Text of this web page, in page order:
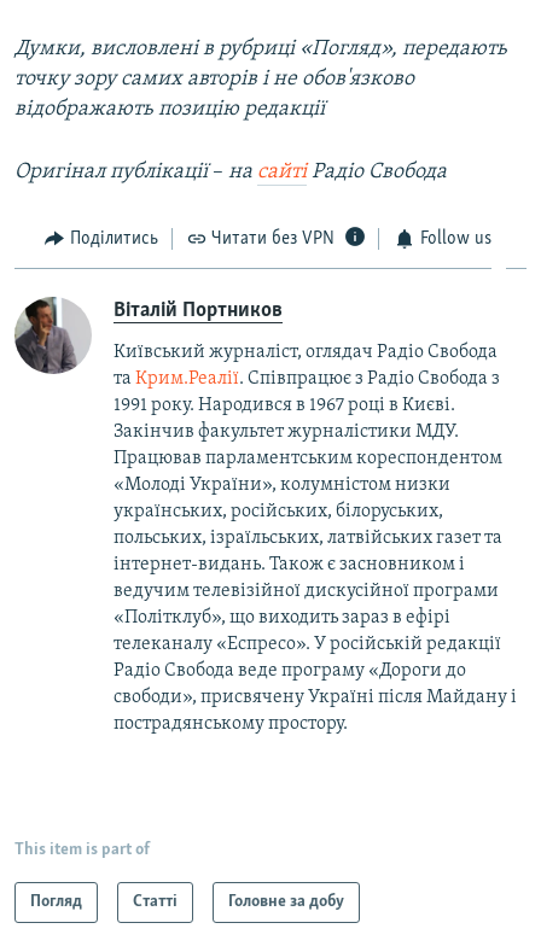
Думки, висловлені в рубриці «Погляд», передають
точку зору самих авторів і не обов'язково
відображають позицію редакції
Оригінал публікації–​ на сайтіРадіо Свобода
Поділитись Читати без VPN Follow us
Віталій Портников
Київський журналіст, оглядач Радіо Свобода
та Крим.Реалії. Співпрацює з Радіо Свобода з
1991 року. Народився в 1967 році в Києві.
Закінчив факультет журналістики МДУ.
Працював парламентським кореспондентом
«Молоді України», колумністом низки
українських, російських, білоруських,
польських, ізраїльських, латвійських газет та
інтернет-видань. Також є засновником і
ведучим телевізійної дискусійної програми
«Політклуб», що виходить зараз в ефірі
телеканалу «Еспресо». У російській редакції
Радіо Свобода веде програму «Дороги до
свободи», присвячену Україні після Майдану і
пострадянському простору.
This item is part of
Погляд Статті Головне за добу